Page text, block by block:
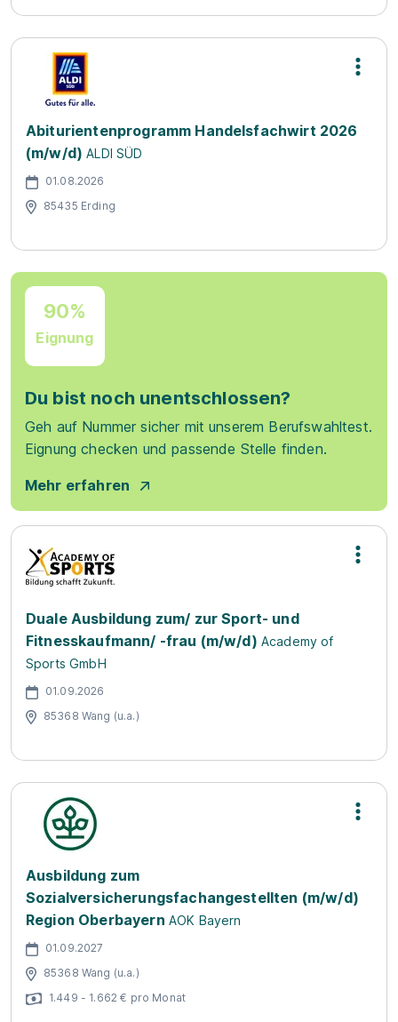
Abiturientenprogramm Handelsfachwirt 2026
(m/w/d) ALDI SÜD
01.08.2026
85435 Erding
90%
Eignung
Du bist noch unentschlossen?
Geh auf Nummer sicher mit unserem Berufswahltest.
Eignung checken und passende Stelle finden.
Mehr erfahren
Duale Ausbildung zum/ zur Sport- und
Fitnesskaufmann/ -frau (m/w/d) Academy of
Sports GmbH
01.09.2026
85368 Wang (u.a.)
Ausbildung zum
Sozialversicherungsfachangestellten (m/w/d)
Region Oberbayern AOK Bayern
01.09.2027
85368 Wang (u.a.)
1.449 - 1.662 € pro Monat